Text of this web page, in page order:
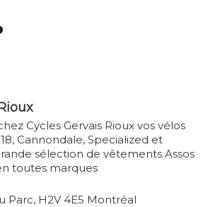
Cycles Gervais Rioux vos vélos
Cannondale, Specialized et
sélection de vêtements Assos
toutes marques
Parc, H2V 4E5 Montréal